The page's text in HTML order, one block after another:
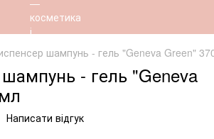
шампунь - гель "Geneva Green"
- гель "Geneva
Написати відгук